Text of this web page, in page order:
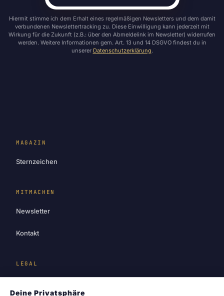
Hiermit stimme ich dem Erhalt eines regelmäßigen Newsletters und dem damit
verbundenen Newslettertracking zu. Diese Einwilligung kann jederzeit mit
Wirkung für die Zukunft (z.B.: über den Abmeldelink im Newsletter) widerrufen
werden. Weitere Informationen gem. Art. 13 und 14 DSGVO findest du in
unserer Datenschutzerklärung.
MAGAZIN
Sternzeichen
MITMACHEN
Newsletter
Kontakt
LEGAL
Deine Privatsphäre